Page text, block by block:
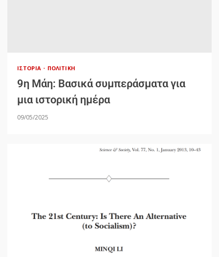
ΙΣΤΟΡΊΑ ΠΟΛΙΤΙΚΉ
9η Μάη: Βασικά συμπεράσματα για
μια ιστορική ημέρα
09/05/2025